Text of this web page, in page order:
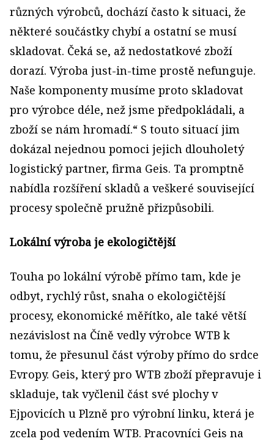
různých výrobců, dochází často k situaci, že
některé součástky chybí a ostatní se musí
skladovat. Čeká se, až nedostatkové zboží
dorazí. Výroba just-in-time prostě nefunguje.
Naše komponenty musíme proto skladovat
pro výrobce déle, než jsme předpokládali, a
zboží se nám hromadí.“ S touto situací jim
dokázal nejednou pomoci jejich dlouholetý
logistický partner, firma Geis. Ta promptně
nabídla rozšíření skladů a veškeré související
procesy společně pružně přizpůsobili.
Lokální výroba je ekologičtější
Touha po lokální výrobě přímo tam, kde je
odbyt, rychlý růst, snaha o ekologičtější
procesy, ekonomické měřítko, ale také větší
nezávislost na Číně vedly výrobce WTB k
tomu, že přesunul část výroby přímo do srdce
Evropy. Geis, který pro WTB zboží přepravuje i
skladuje, tak vyčlenil část své plochy v
Ejpovicích u Plzně pro výrobní linku, která je
zcela pod vedením WTB. Pracovníci Geis na